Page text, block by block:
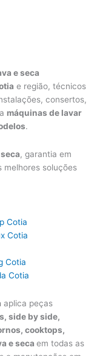
e seca
e região, técnicos
consertos,
máquinas de lavar
.
, garantia em
melhores soluções
Cotia
Cotia
Cotia
Cotia
aplica peças
side by side,
cooktops,
e secaem todas as